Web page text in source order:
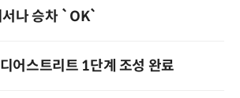
서나 승차 `OK`
어스트리트 1단계 조성 완료